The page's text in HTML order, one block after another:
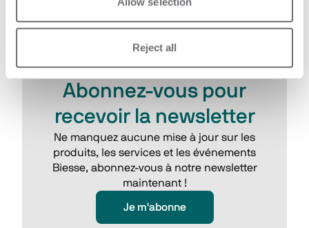
Reject all
Abonnez-vous pour
recevoir la newsletter
Ne manquez aucune mise à jour sur les
produits, les services et les événements
Biesse, abonnez-vous à notre newsletter
maintenant !
Je m'abonne